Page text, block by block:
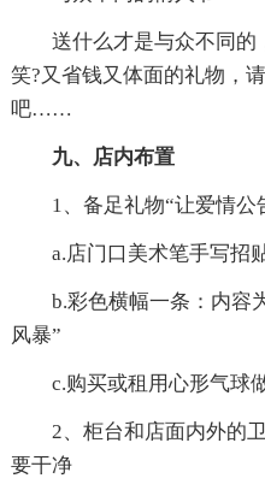
送什么才是与众不同的
笑?又省钱又体面的礼物，
吧……
九、店内布置
1、备足礼物“让爱情公
a.店门口美术笔手写招
b.彩色横幅一条：内容
风暴”
c.购买或租用心形气球
2、柜台和店面内外的卫
要干净